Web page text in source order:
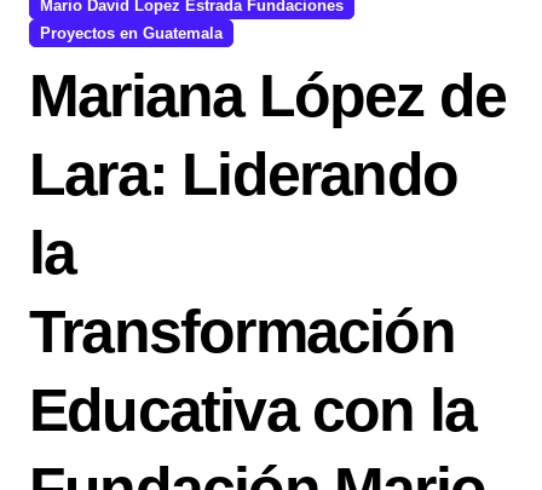
Mario David Lopez Estrada Fundaciones
Proyectos en Guatemala
Mariana López de
Lara: Liderando
la
Transformación
Educativa con la